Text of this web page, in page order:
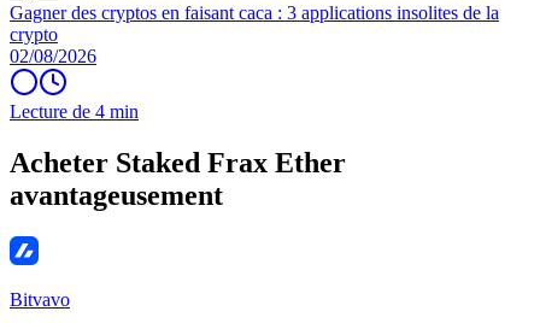
Gagner des cryptos en faisant caca : 3 applications insolites de la
crypto
02/08/2026
Lecture de 4 min
Acheter Staked Frax Ether
avantageusement
Bitvavo